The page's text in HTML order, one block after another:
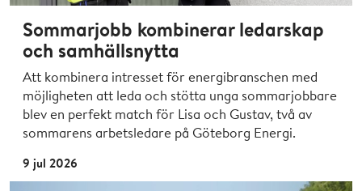
Sommarjobb kombinerar ledarskap
och samhällsnytta
Att kombinera intresset för energibranschen med
möjligheten att leda och stötta unga sommarjobbare
blev en perfekt match för Lisa och Gustav, två av
sommarens arbetsledare på Göteborg Energi.
9 jul 2026